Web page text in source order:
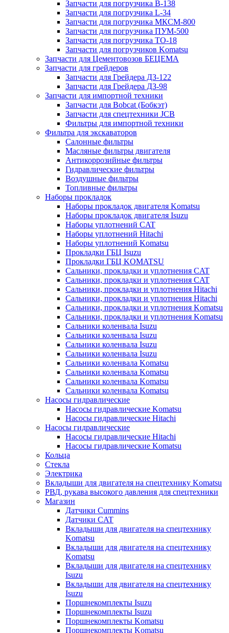
Запчасти для погрузчика B-138
Запчасти для погрузчика L-34
Запчасти для погрузчика МКСМ-800
Запчасти для погрузчика ПУМ-500
Запчасти для погрузчика ТО-18
Запчасти для погрузчиков Komatsu
Запчасти для Цементовозов БЕЦЕМА
Запчасти для грейдеров
Запчасти для Грейдера ДЗ-122
Запчасти для Грейдера ДЗ-98
Запчасти для импортной техники
Запчасти для Bobcat (Бобкэт)
Запчасти для спецтехники JCB
Фильтры для импортной техники
Фильтра для экскаваторов
Салонные фильтры
Масляные фильтры двигателя
Антикоррозийные фильтры
Гидравлические фильтры
Воздушные фильтры
Топливные фильтры
Наборы прокладок
Наборы прокладок двигателя Komatsu
Наборы прокладок двигателя Isuzu
Наборы уплотнений CAT
Наборы уплотнений Hitachi
Наборы уплотнений Komatsu
Прокладки ГБЦ Isuzu
Прокладки ГБЦ KOMATSU
Сальники, прокладки и уплотнения CAT
Сальники, прокладки и уплотнения CAT
Сальники, прокладки и уплотнения Hitachi
Сальники, прокладки и уплотнения Hitachi
Сальники, прокладки и уплотнения Komatsu
Сальники, прокладки и уплотнения Komatsu
Сальники коленвала Isuzu
Сальники коленвала Isuzu
Сальники коленвала Isuzu
Сальники коленвала Isuzu
Сальники коленвала Komatsu
Сальники коленвала Komatsu
Сальники коленвала Komatsu
Сальники коленвала Komatsu
Насосы гидравлические
Насосы гидравлические Komatsu
Насосы гидравлические Hitachi
Насосы гидравлические
Насосы гидравлические Hitachi
Насосы гидравлические Komatsu
Кольца
Стекла
Электрика
Вкладыши для двигателя на спецтехнику Komatsu
РВД, рукава высокого давления для спецтехники
Магазин
Датчики Cummins
Датчики CAT
Вкладыши для двигателя на спецтехнику
Komatsu
Вкладыши для двигателя на спецтехнику
Komatsu
Вкладыши для двигателя на спецтехнику
Isuzu
Вкладыши для двигателя на спецтехнику
Isuzu
Поршнекомплекты Isuzu
Поршнекомплекты Isuzu
Поршнекомплекты Komatsu
Поршнекомплекты Komatsu